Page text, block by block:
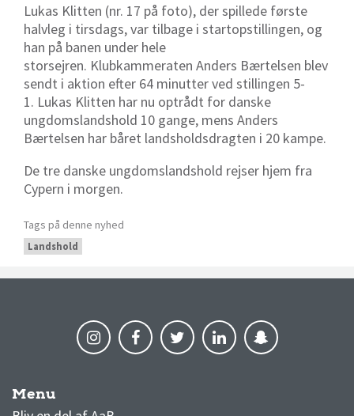
Lukas Klitten (nr. 17 på foto), der spillede første
halvleg i tirsdags, var tilbage i startopstillingen, og
han på banen under hele
storsejren. Klubkammeraten Anders Bærtelsen blev
sendt i aktion efter 64 minutter ved stillingen 5-
1. Lukas Klitten har nu optrådt for danske
ungdomslandshold 10 gange, mens Anders
Bærtelsen har båret landsholdsdragten i 20 kampe.
De tre danske ungdomslandshold rejser hjem fra
Cypern i morgen.
Tags på denne nyhed
Landshold
Menu